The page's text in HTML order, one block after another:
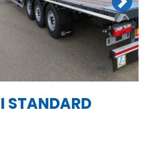
Next
STANDARD